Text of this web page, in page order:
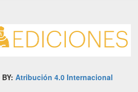
Atribución 4.0 Internacional